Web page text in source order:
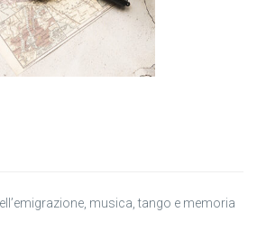
musica, tango e memoria